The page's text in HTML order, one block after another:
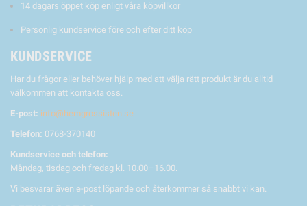
14 dagars öppet köp enligt våra köpvillkor
Personlig kundservice före och efter ditt köp
KUNDSERVICE
Har du frågor eller behöver hjälp med att välja rätt produkt är du alltid
välkommen att kontakta oss.
E-post: info@hemgrossisten.se
Telefon: 0768-370140
Kundservice och telefon:
Måndag, tisdag och fredag kl. 10.00–16.00.
Vi besvarar även e-post löpande och återkommer så snabbt vi kan.